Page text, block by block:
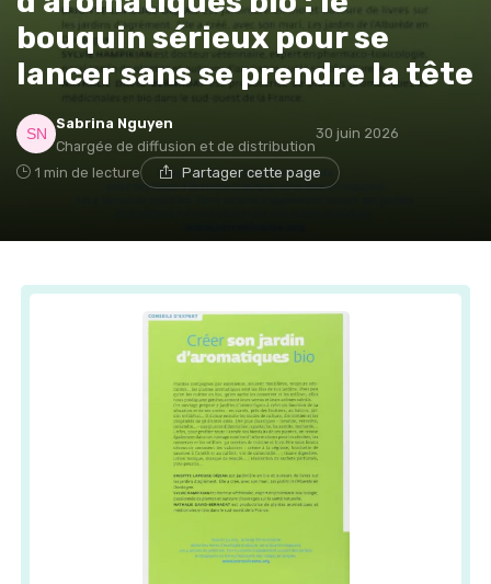
bouquin sérieux pour se
lancer sans se prendre la tête
Sabrina Nguyen
Chargée de diffusion et de distribution
30 juin 2026
1 min de lecture Partager cette page